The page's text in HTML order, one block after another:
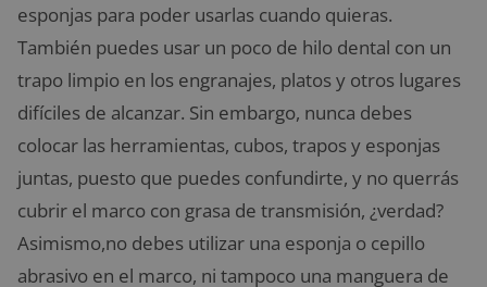
esponjas para poder usarlas cuando quieras.
También puedes usar un poco de hilo dental con un
trapo limpio en los engranajes, platos y otros lugares
difíciles de alcanzar. Sin embargo, nunca debes
colocar las herramientas, cubos, trapos y esponjas
juntas, puesto que puedes confundirte, y no querrás
cubrir el marco con grasa de transmisión, ¿verdad?
Asimismo,no debes utilizar una esponja o cepillo
abrasivo en el marco, ni tampoco una manguera de